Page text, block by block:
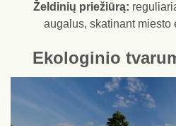
Želdinių priežiūrą:
augalus, skatinant miesto
Ekologinio